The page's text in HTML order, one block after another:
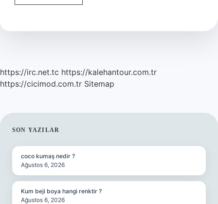
Sınavı
Kazanılır
https://irc.net.tc https://kalehantour.com.tr
https://cicimod.com.tr Sitemap
SIDEBAR
SON YAZILAR
coco kumaş nedir ?
Ağustos 6, 2026
Kum beji boya hangi renktir ?
Ağustos 6, 2026